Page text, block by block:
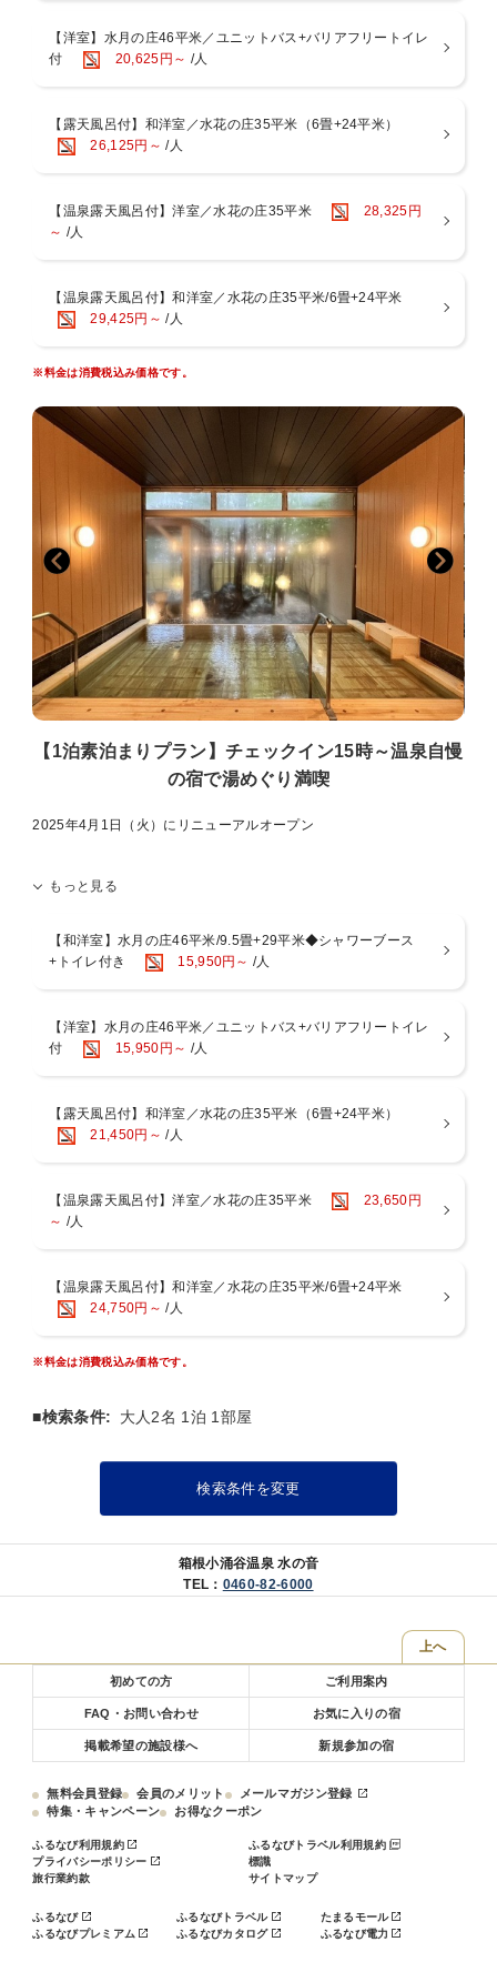
【湯上り処】アイスキャンディーをご用意
【ラウンジ】24時間コーヒー・紅茶等のフリードリンクコーナーをご
【各フロア】一輪挿しをご用意。お好きなお花をお部屋にお持ちくだ
さい
【4】食事処「つつじ亭」が全席ソファテーブル席に！着座するまで
も目で愉しめる水景を設えました。
～とことん温泉宿水の音～
温泉好きにはたまらない？！
早めの到着でも、ゆ～っくりと温泉を満喫！
1泊朝食付きのプランをご用意！
しますが、
お時間により男女入れ替え制なので、違う雰囲気の大浴場をお楽しみ
いただけます。
その他水月の庄大浴場・貸切露天風呂は翌朝5時から利用可能。
夕食は付いておりませんが、お楽しみ頂けるサービスが沢山ございま
す。
翌日は朝から箱根観光が出来て、時間的にチョッピリお得な気分！
【水の音自慢！お風呂】
～趣の異なる4つの大浴場～
■特徴1：源泉2種を引く贅沢宿
・「水月の庄」・・・宮ノ下温泉
・「水花の庄」・・・小涌谷温泉
■特徴2：全ての大浴場に、露天風呂と内湯を用意
■特徴3：男女別で朝晩入替制
自然の中に佇む貸切風呂は、プライベートな温泉時間を堪能ください
【お食事】
朝からお腹いっぱいにして、一日をスタートしてください。
ーをお持ちのお客様への食事提供方法を変更することとなりました。
特定原材料28品目のアレルギーをお持ちのお客様は「低アレルゲンメ
＼ご宿泊のお客様「全員対象」7つの無料サービス／
【貸切露天風呂】庭園にある3つの貸切露天風呂は「予約＆料金不
ば」をご用意
【湯上り処】ドリンク（夜は牛乳・コーヒー牛乳／朝は乳酸菌飲料）
【ラウンジ】24時間コーヒー・紅茶等のフリードリンクコーナーをご
用意
さい
【洋室】水月の庄46平米／ユニットバス+バリアフリートイレ
付
20,625円～ /人
【露天風呂付】和洋室／水花の庄35平米（6畳+24平米）
26,125円～ /人
【温泉露天風呂付】洋室／水花の庄35平米
28,325円
～ /人
【温泉露天風呂付】和洋室／水花の庄35平米/6畳+24平米
29,425円～ /人
※料金は消費税込み価格です。
【1泊素泊まりプラン】チェックイン15時～温泉自慢
の宿で湯めぐり満喫
2025年4月1日（火）にリニューアルオープン
【1】全客室がリニューアル！スマートTVの導入やベッドサイドに
お気に入りの動画配信サービスをご覧いただけたり、機能性がアップ
（セミダブルは除く）
【2】温泉露天風呂付き客室が登場！大浴場に行かなくても箱根の源
広々としております。
【4】食事処「つつじ亭」が全席ソファテーブル席に！着座するまで
【6】駐車場が新しくなりました！
～とことん温泉宿水の音～
13種の湯処で温泉三昧！
意！
しますが、
いただけます。
～趣の異なる4つの大浴場～
・「水月の庄」・・・宮ノ下温泉
・「水花の庄」・・・小涌谷温泉
■特徴2：全ての大浴場に、露天風呂と内湯を用意
滞在中は、温泉自慢の宿で湯めぐりを思う存分満喫くださいませ。
～3つの貸切風呂～
■特徴：予約不要＆無料で何度もお愉しみ可能
自然の中に佇む貸切風呂は、プライベートな温泉時間を堪能ください
ませ。
【貸切露天風呂】庭園にある3つの貸切露天風呂は「予約＆料金不
要」空きがあれば何度でもご利用可能
【お食事処】共立リゾート名物～夜の小腹の空いた時間に「夜鳴きそ
ば」をご用意
【湯上り処】ドリンク（夜は牛乳・コーヒー牛乳／朝は乳酸菌飲料）
【湯上り処】アイスキャンディーをご用意
【ラウンジ】24時間コーヒー・紅茶等のフリードリンクコーナーをご
もっと見る
【和洋室】水月の庄46平米/9.5畳+29平米◆シャワーブース
+トイレ付き
15,950円～ /人
【洋室】水月の庄46平米／ユニットバス+バリアフリートイレ
付
15,950円～ /人
【露天風呂付】和洋室／水花の庄35平米（6畳+24平米）
21,450円～ /人
【温泉露天風呂付】洋室／水花の庄35平米
23,650円
～ /人
【温泉露天風呂付】和洋室／水花の庄35平米/6畳+24平米
24,750円～ /人
※料金は消費税込み価格です。
■検索条件: 大人2名 1泊 1部屋
検索条件を変更
箱根小涌谷温泉 水の音
TEL： 0460-82-6000
上へ
初めての方 ご利用案内
FAQ・お問い合わせ お気に入りの宿
掲載希望の施設様へ 新規参加の宿
無料会員登録 会員のメリット
メールマガジン登録
特集・キャンペーン
お得なクーポン
ふるなび利用規約
ふるなびトラベル利用規約
プライバシーポリシー
標識
旅行業約款
サイトマップ
ふるなび ふるなびトラベル
たまるモール
ふるなびプレミアム
ふるなびカタログ ふるなび電力